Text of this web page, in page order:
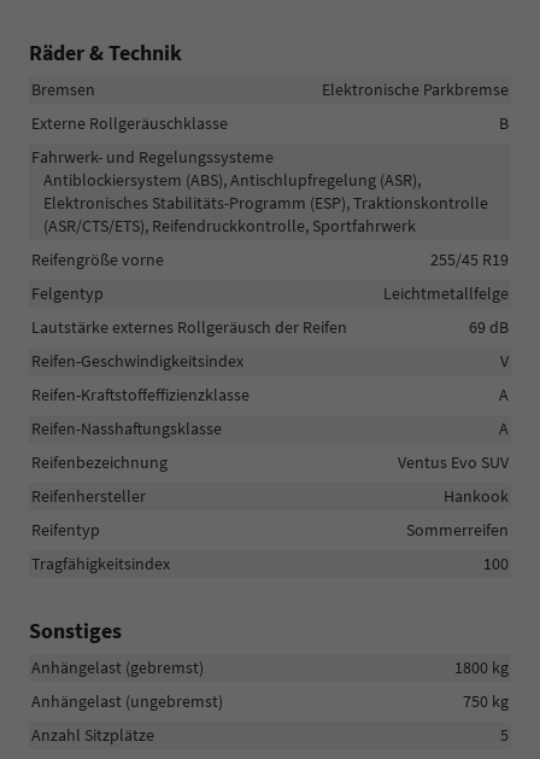
Räder & Technik
Bremsen
Elektronische Parkbremse
Externe Rollgeräuschklasse
B
Fahrwerk- und Regelungssysteme
Antiblockiersystem (ABS), Antischlupfregelung (ASR),
Elektronisches Stabilitäts-Programm (ESP), Traktionskontrolle
(ASR/CTS/ETS), Reifendruckkontrolle, Sportfahrwerk
Reifengröße vorne
255/45 R19
Felgentyp
Leichtmetallfelge
Lautstärke externes Rollgeräusch der Reifen
69 dB
Reifen-Geschwindigkeitsindex
V
Reifen-Kraftstoffeffizienzklasse
A
Reifen-Nasshaftungsklasse
A
Reifenbezeichnung
Ventus Evo SUV
Reifenhersteller
Hankook
Reifentyp
Sommerreifen
Tragfähigkeitsindex
100
Sonstiges
Anhängelast (gebremst)
1800 kg
Anhängelast (ungebremst)
750 kg
Anzahl Sitzplätze
5